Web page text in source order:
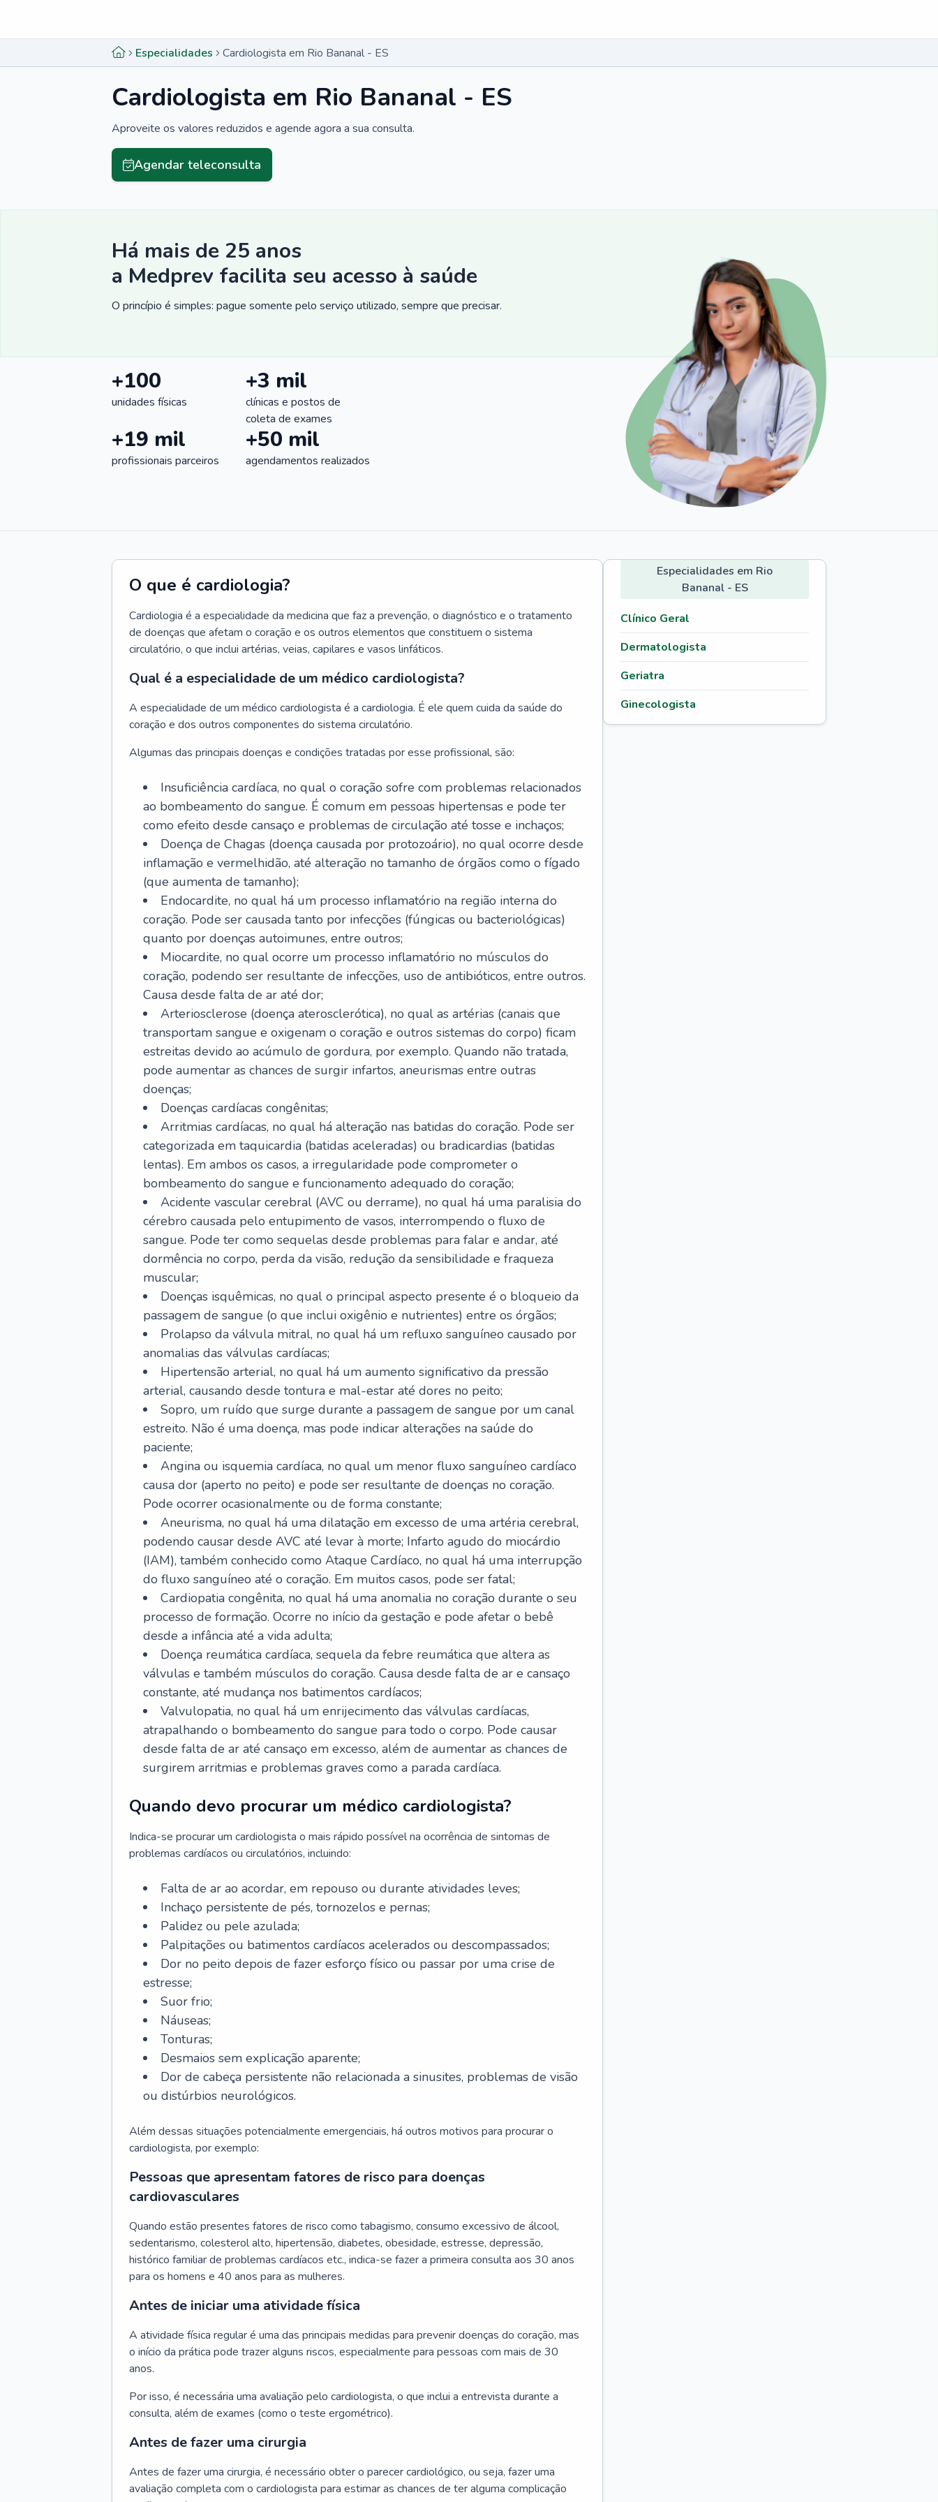
Especialidades Cardiologista em Rio Bananal - ES
Cardiologista em Rio Bananal - ES
Aproveite os valores reduzidos e agende agora a sua consulta.
Agendar teleconsulta
Há mais de 25 anos
a Medprev facilita seu acesso à saúde
O princípio é simples: pague somente pelo serviço utilizado, sempre que precisar.
+100
unidades físicas
+3 mil
clínicas e postos de
coleta de exames
+19 mil
profissionais parceiros
+50 mil
agendamentos realizados
O que é cardiologia?
Cardiologia é a especialidade da medicina que faz a prevenção, o diagnóstico e o tratamento
de doenças que afetam o coração e os outros elementos que constituem o sistema
circulatório, o que inclui artérias, veias, capilares e vasos linfáticos.
Qual é a especialidade de um médico cardiologista?
A especialidade de um médico cardiologista é a cardiologia. É ele quem cuida da saúde do
coração e dos outros componentes do sistema circulatório.
Algumas das principais doenças e condições tratadas por esse profissional, são:
Insuficiência cardíaca, no qual o coração sofre com problemas relacionados
ao bombeamento do sangue. É comum em pessoas hipertensas e pode ter
como efeito desde cansaço e problemas de circulação até tosse e inchaços;
Doença de Chagas (doença causada por protozoário), no qual ocorre desde
inflamação e vermelhidão, até alteração no tamanho de órgãos como o fígado
(que aumenta de tamanho);
Endocardite, no qual há um processo inflamatório na região interna do
coração. Pode ser causada tanto por infecções (fúngicas ou bacteriológicas)
quanto por doenças autoimunes, entre outros;
Miocardite, no qual ocorre um processo inflamatório no músculos do
coração, podendo ser resultante de infecções, uso de antibióticos, entre outros.
Causa desde falta de ar até dor;
Arteriosclerose (doença aterosclerótica), no qual as artérias (canais que
transportam sangue e oxigenam o coração e outros sistemas do corpo) ficam
estreitas devido ao acúmulo de gordura, por exemplo. Quando não tratada,
pode aumentar as chances de surgir infartos, aneurismas entre outras
doenças;
Doenças cardíacas congênitas;
Arritmias cardíacas, no qual há alteração nas batidas do coração. Pode ser
categorizada em taquicardia (batidas aceleradas) ou bradicardias (batidas
lentas). Em ambos os casos, a irregularidade pode comprometer o
bombeamento do sangue e funcionamento adequado do coração;
Acidente vascular cerebral (AVC ou derrame), no qual há uma paralisia do
cérebro causada pelo entupimento de vasos, interrompendo o fluxo de
sangue. Pode ter como sequelas desde problemas para falar e andar, até
dormência no corpo, perda da visão, redução da sensibilidade e fraqueza
muscular;
Doenças isquêmicas, no qual o principal aspecto presente é o bloqueio da
passagem de sangue (o que inclui oxigênio e nutrientes) entre os órgãos;
Prolapso da válvula mitral, no qual há um refluxo sanguíneo causado por
anomalias das válvulas cardíacas;
Hipertensão arterial, no qual há um aumento significativo da pressão
arterial, causando desde tontura e mal-estar até dores no peito;
Sopro, um ruído que surge durante a passagem de sangue por um canal
estreito. Não é uma doença, mas pode indicar alterações na saúde do
paciente;
Angina ou isquemia cardíaca, no qual um menor fluxo sanguíneo cardíaco
causa dor (aperto no peito) e pode ser resultante de doenças no coração.
Pode ocorrer ocasionalmente ou de forma constante;
Aneurisma, no qual há uma dilatação em excesso de uma artéria cerebral,
podendo causar desde AVC até levar à morte; Infarto agudo do miocárdio
(IAM), também conhecido como Ataque Cardíaco, no qual há uma interrupção
do fluxo sanguíneo até o coração. Em muitos casos, pode ser fatal;
Cardiopatia congênita, no qual há uma anomalia no coração durante o seu
processo de formação. Ocorre no início da gestação e pode afetar o bebê
desde a infância até a vida adulta;
Doença reumática cardíaca, sequela da febre reumática que altera as
válvulas e também músculos do coração. Causa desde falta de ar e cansaço
constante, até mudança nos batimentos cardíacos;
Valvulopatia, no qual há um enrijecimento das válvulas cardíacas,
atrapalhando o bombeamento do sangue para todo o corpo. Pode causar
desde falta de ar até cansaço em excesso, além de aumentar as chances de
surgirem arritmias e problemas graves como a parada cardíaca.
Quando devo procurar um médico cardiologista?
Indica-se procurar um cardiologista o mais rápido possível na ocorrência de sintomas de
problemas cardíacos ou circulatórios, incluindo:
Falta de ar ao acordar, em repouso ou durante atividades leves;
Inchaço persistente de pés, tornozelos e pernas;
Palidez ou pele azulada;
Palpitações ou batimentos cardíacos acelerados ou descompassados;
Dor no peito depois de fazer esforço físico ou passar por uma crise de
estresse;
Suor frio;
Náuseas;
Tonturas;
Desmaios sem explicação aparente;
Dor de cabeça persistente não relacionada a sinusites, problemas de visão
ou distúrbios neurológicos.
Além dessas situações potencialmente emergenciais, há outros motivos para procurar o
cardiologista, por exemplo:
Pessoas que apresentam fatores de risco para doenças
cardiovasculares
Quando estão presentes fatores de risco como tabagismo, consumo excessivo de álcool,
sedentarismo, colesterol alto, hipertensão, diabetes, obesidade, estresse, depressão,
histórico familiar de problemas cardíacos etc., indica-se fazer a primeira consulta aos 30 anos
para os homens e 40 anos para as mulheres.
Antes de iniciar uma atividade física
A atividade física regular é uma das principais medidas para prevenir doenças do coração, mas
o início da prática pode trazer alguns riscos, especialmente para pessoas com mais de 30
anos.
Por isso, é necessária uma avaliação pelo cardiologista, o que inclui a entrevista durante a
consulta, além de exames (como o teste ergométrico).
Antes de fazer uma cirurgia
Antes de fazer uma cirurgia, é necessário obter o parecer cardiológico, ou seja, fazer uma
avaliação completa com o cardiologista para estimar as chances de ter alguma complicação
Especialidades em Rio
Bananal - ES
Clínico Geral
Dermatologista
Geriatra
Ginecologista